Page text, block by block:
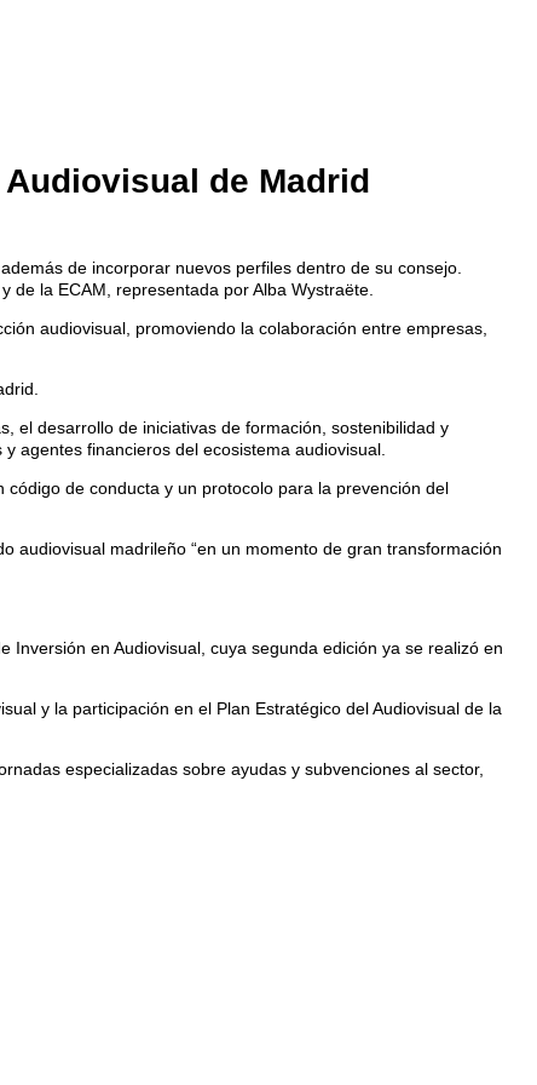
de Madrid
de incorporar nuevos perfiles dentro de su consejo.
la ECAM, representada por Alba Wystraëte.
audiovisual, promoviendo la colaboración entre empresas,
el desarrollo de iniciativas de formación, sostenibilidad y
agentes financieros del ecosistema audiovisual.
de conducta y un protocolo para la prevención del
audiovisual madrileño “en un momento de gran transformación
en Audiovisual, cuya segunda edición ya se realizó en
y la participación en el Plan Estratégico del Audiovisual de la
especializadas sobre ayudas y subvenciones al sector,